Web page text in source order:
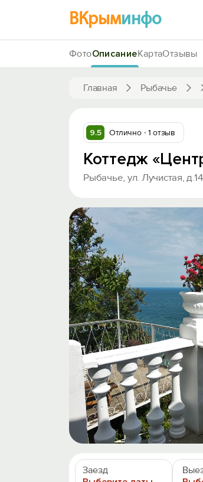
ВКрыминфо
Главная Рыбачье
ФотоОписаниеКартаОтзывы
9.5 Отлично 1 отзыв
Коттедж
Рыбачье, ул. Лучистая, д.14
Заезд